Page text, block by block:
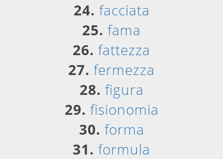
24. facciata
25. fama
26. fattezza
27. fermezza
28. figura
29. fisionomia
30. forma
31. formula